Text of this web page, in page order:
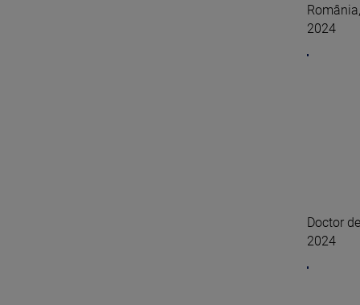
2024
Doctor
2024